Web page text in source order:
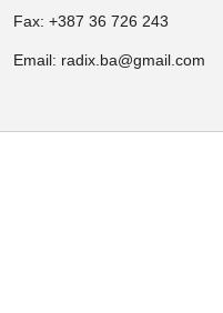
Fax: +387 36 726 243
Email: radix.ba@gmail.com